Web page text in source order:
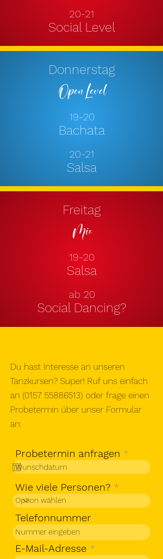
20-21
Social Level
Donnerstag
Open Level
19-20
Bachata
20-21
Salsa
Freitag
Mix
19-20
Salsa
ab 20
Social Dancing?
Du hast Interesse an unseren
Tanzkursen? Super! Ruf uns einfach
an (0157 55886513) oder frage einen
Probetermin über unser Formular
an:
Probetermin anfragen *
e
q
i
d
Wie viele Personen?
Telefonnummer
E-Mail-Adresse